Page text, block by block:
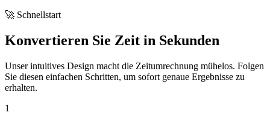
🚀 Schnellstart
Konvertieren Sie Zeit in Sekunden
Unser intuitives Design macht die Zeitumrechnung mühelos. Folgen
Sie diesen einfachen Schritten, um sofort genaue Ergebnisse zu
erhalten.
1